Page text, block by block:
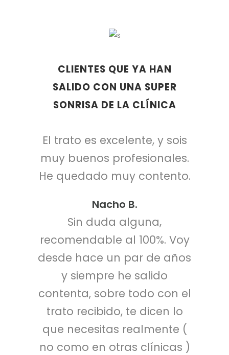
CLIENTES QUE YA HAN
SALIDO CON UNA SUPER
SONRISA DE LA CLÍNICA
El trato es excelente, y sois
muy buenos profesionales.
He quedado muy contento.
Nacho B.
Sin duda alguna,
recomendable al 100%. Voy
desde hace un par de años
y siempre he salido
contenta, sobre todo con el
trato recibido, te dicen lo
que necesitas realmente (
no como en otras clínicas )